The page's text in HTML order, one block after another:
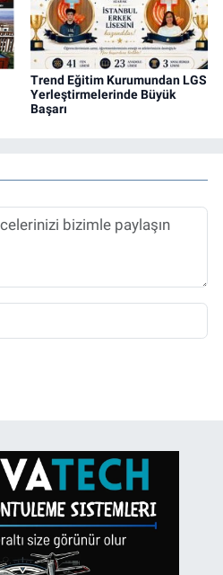
Trend Eğitim Kurumundan LGS
Yerleştirmelerinde Büyük
Başarı